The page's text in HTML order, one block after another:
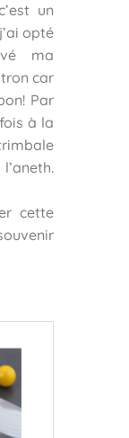
un
opté
ma
car
Par
à la
cette